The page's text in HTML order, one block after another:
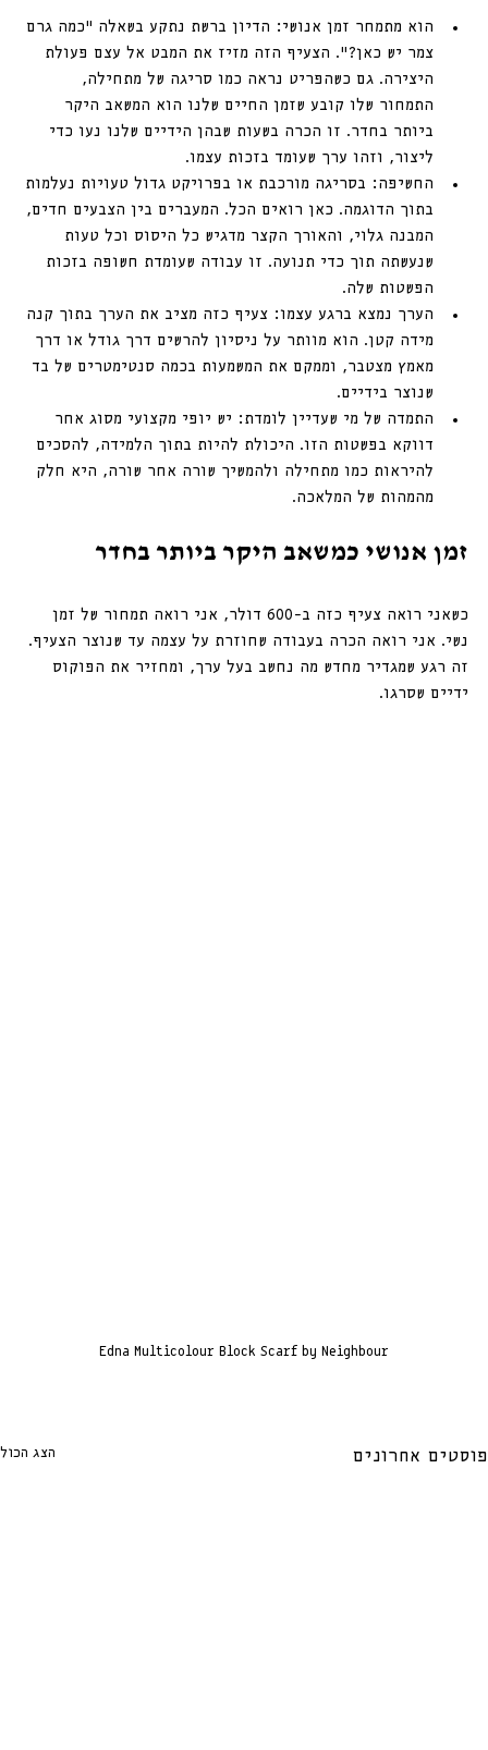
הוא מתמחר זמן אנושי: הדיון ברשת נתקע בשאלה “כמה גרם
צמר יש כאן?”. הצעיף הזה מזיז את המבט אל עצם פעולת
היצירה. גם כשהפריט נראה כמו סריגה של מתחילה,
התמחור שלו קובע שזמן החיים שלנו הוא המשאב היקר
ביותר בחדר. זו הכרה בשעות שבהן הידיים שלנו נעו כדי
ליצור, וזהו ערך שעומד בזכות עצמו.
החשיפה: בסריגה מורכבת או בפרויקט גדול טעויות נעלמות
בתוך הדוגמה. כאן רואים הכל. המעברים בין הצבעים חדים,
המבנה גלוי, והאורך הקצר מדגיש כל היסוס וכל טעות
שנעשתה תוך כדי תנועה. זו עבודה שעומדת חשופה בזכות
הפשטות שלה.
הערך נמצא ברגע עצמו: צעיף כזה מציב את הערך בתוך קנה
מידה קטן. הוא מוותר על ניסיון להרשים דרך גודל או דרך
מאמץ מצטבר, וממקם את המשמעות בכמה סנטימטרים של בד
שנוצר בידיים.
התמדה של מי שעדיין לומדת: יש יופי מקצועי מסוג אחר
דווקא בפשטות הזו. היכולת להיות בתוך הלמידה, להסכים
להיראות כמו מתחילה ולהמשיך שורה אחר שורה, היא חלק
מהמהות של המלאכה.
זמן אנושי כמשאב היקר ביותר בחדר
כשאני רואה צעיף כזה ב-600 דולר, אני רואה תמחור של זמן
נשי. אני רואה הכרה בעבודה שחוזרת על עצמה עד שנוצר הצעיף.
זה רגע שמגדיר מחדש מה נחשב בעל ערך, ומחזיר את הפוקוס
ידיים שסרגו.
Edna Multicolour Block Scarf by Neighbour
פוסטים אחרונים הצג הכול